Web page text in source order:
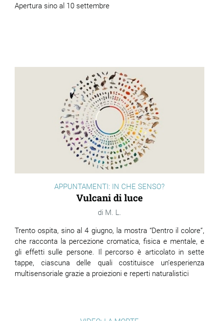
Apertura sino al 10 settembre
APPUNTAMENTI: IN CHE SENSO?
Vulcani di luce
M. L.
Trento ospita, sino al 4 giugno, la mostra “Dentro il colore”,
che racconta la percezione cromatica, fisica e mentale, e
gli effetti sulle persone. Il percorso è articolato in sette
tappe, ciascuna delle quali costituisce un’esperienza
multisensoriale grazie a proiezioni e reperti naturalistici